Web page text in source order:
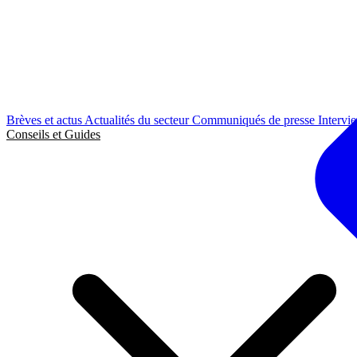
Brèves et actus Actualités du secteurCommuniqués de presse
Conseils et Guides